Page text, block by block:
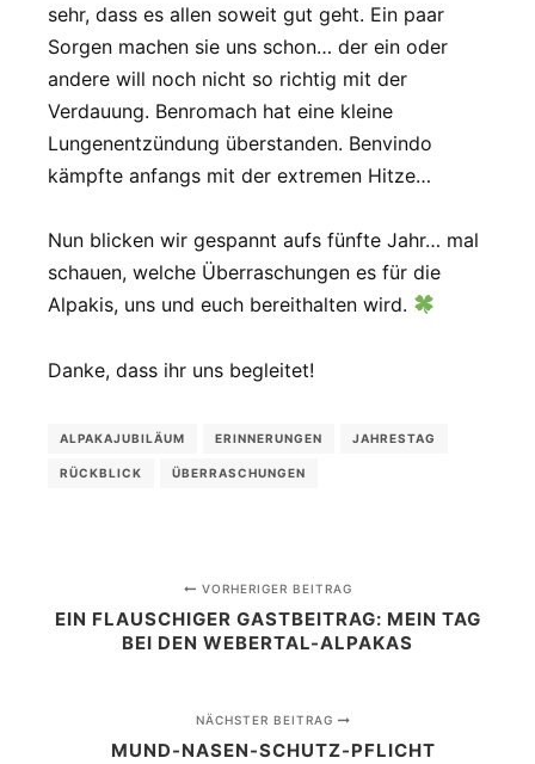
sehr, dass es allen soweit gut geht. Ein paar
Sorgen machen sie uns schon… der ein oder
andere will noch nicht so richtig mit der
Verdauung. Benromach hat eine kleine
Lungenentzündung überstanden. Benvindo
kämpfte anfangs mit der extremen Hitze…
Nun blicken wir gespannt aufs fünfte Jahr… mal
schauen, welche Überraschungen es für die
Alpakis, uns und euch bereithalten wird.
Danke, dass ihr uns begleitet!
ALPAKAJUBILÄUM ERINNERUNGEN JAHRESTAG
RÜCKBLICK ÜBERRASCHUNGEN
VORHERIGER BEITRAG
EIN FLAUSCHIGER GASTBEITRAG: MEIN TAG
BEI DEN WEBERTAL-ALPAKAS
NÄCHSTER BEITRAG
MUND-NASEN-SCHUTZ-PFLICHT